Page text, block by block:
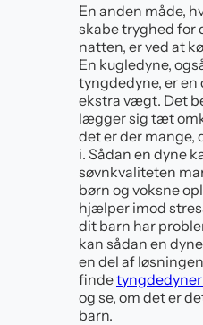
En anden måde,
skabe tryghed for
natten, er ved at
En kugledyne,
tyngdedyne, er en
ekstra vægt. Det
lægger sig tæt
det er der mange,
i. Sådan en dyne
søvnkvaliteten
børn og voksne
hjælper imod
dit barn har
kan sådan en
en del af
finde
og se, om det er
barn.